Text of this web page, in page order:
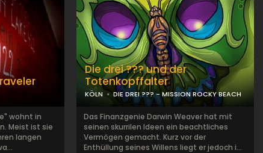
wohnt in
Meist ist sie
langen
Die drei ??? und der
Totenkopffalter
KÖLN DIE DREI ??? - MISSION ROCKY BEACH
Das Finanzgenie Darwin Weaver hat mit
seinen skurrilen Ideen ein beachtliches
Vermögen gemacht. Kurz vor der
Enthüllung seines Willens liegt er jedoch i...